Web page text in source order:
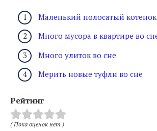
Маленький полосатый котенок
Много мусора в квартире во
Много улиток во сне
Мерить новые туфли во сне
Рейтинг
( Пока оценок нет )